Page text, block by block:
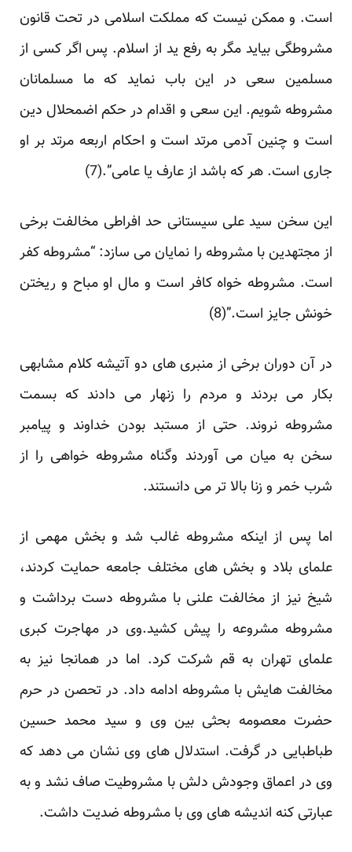
است. و ممکن نیست که مملکت اسلامی در تحت قانون
مشروطگی بیاید مگر به رفع ید از اسلام. پس اگر کسی از
مسلمین سعی در این باب نماید که ما مسلمانان
مشروطه شویم. این سعی و اقدام در حکم اضمحلال دین
است و چنین آدمی مرتد است و احکام اربعه مرتد بر او
جاری است. هر که باشد از عارف یا عامی”.(7)
این سخن سید علی سیستانی حد افراطی مخالفت برخی
از مجتهدین با مشروطه را نمایان می سازد: “مشروطه کفر
است. مشروطه خواه کافر است و مال او مباح و ریختن
خونش جایز است.”(8)
در آن دوران برخی از منبری های دو آتیشه کلام مشابهی
بکار می بردند و مردم را زنهار می دادند که بسمت
مشروطه نروند. حتی از مستبد بودن خداوند و پیامبر
سخن به میان می آوردند وگناه مشروطه خواهی را از
شرب خمر و زنا بالا تر می دانستند.
اما پس از اینکه مشروطه غالب شد و بخش مهمی از
علمای بلاد و بخش های مختلف جامعه حمایت کردند،
شیخ نیز از مخالفت علنی با مشروطه دست برداشت و
مشروطه مشروعه را پیش کشید.وی در مهاجرت کبری
علمای تهران به قم شرکت کرد. اما در همانجا نیز به
مخالفت هایش با مشروطه ادامه داد. در تحصن در حرم
حضرت معصومه بحثی بین وی و سید محمد حسین
طباطبایی در گرفت. استدلال های وی نشان می دهد که
وی در اعماق وجودش دلش با مشروطیت صاف نشد و به
عبارتی کنه اندیشه های وی با مشروطه ضدیت داشت.